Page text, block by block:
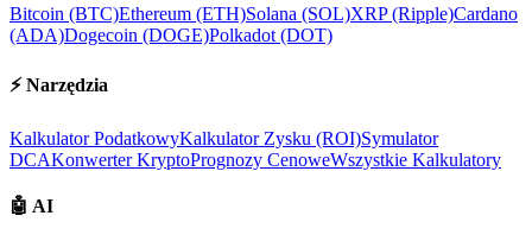
Bitcoin (BTC)Ethereum (ETH)Solana (SOL)XRP (Ripple)Cardano
(ADA)Dogecoin (DOGE)Polkadot (DOT)
⚡ Narzędzia
Kalkulator PodatkowyKalkulator Zysku (ROI)Symulator
DCAKonwerter KryptoPrognozy CenoweWszystkie Kalkulatory
🤖 AI